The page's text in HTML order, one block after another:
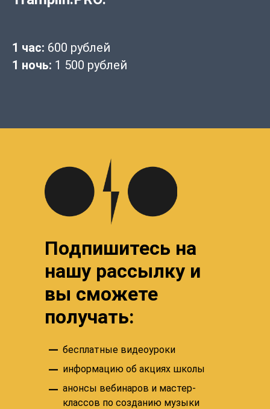
1 час: 600 рублей
1 ночь: 1 500 рублей
Подпишитесь на
нашу рассылку и
вы сможете
получать:
бесплатные видеоуроки
информацию об акциях школы
анонсы вебинаров и мастер-
классов по созданию музыки
–
–
–